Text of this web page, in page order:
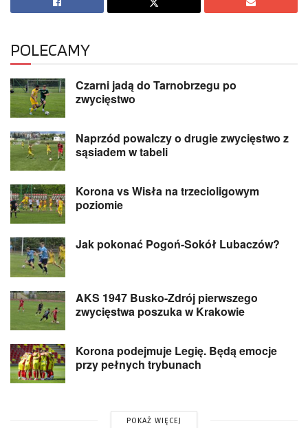
POLECAMY
Czarni jadą do Tarnobrzegu po
zwycięstwo
Naprzód powalczy o drugie zwycięstwo z
sąsiadem w tabeli
Korona vs Wisła na trzecioligowym
poziomie
Jak pokonać Pogoń-Sokół Lubaczów?
AKS 1947 Busko-Zdrój pierwszego
zwycięstwa poszuka w Krakowie
Korona podejmuje Legię. Będą emocje
przy pełnych trybunach
POKAŻ WIĘCEJ